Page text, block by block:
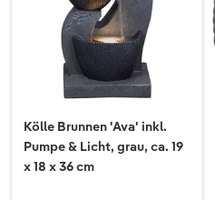
Kölle Brunnen 'Ava' inkl.
Pumpe & Licht, grau, ca. 19
x 18 x 36 cm